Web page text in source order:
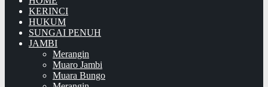
KERINCI
HUKUM
SUNGAI PENUH
JAMBI
Merangin
Muaro Jambi
Muara Bungo